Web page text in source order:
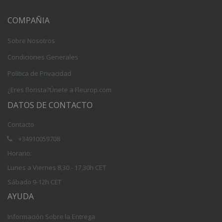
COMPAÑIA
Sobre Nosotros
Condiciones Generales
Política de Privacidad
¿Eres florista?Únete a Fleurop.com
DATOS DE CONTACTO
Contacto
+34910059708
Horario:
Lunes a Viernes 8,30 - 17,30h CET
Sábado 9-12h CET
AYUDA
Información Sobre la Entrega